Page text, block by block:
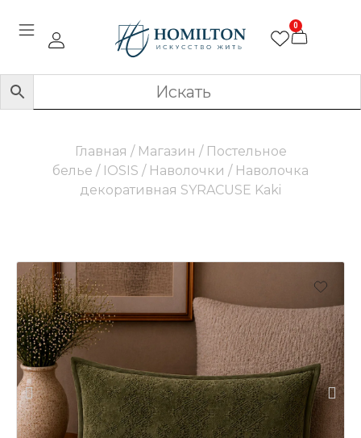
0
Главная / Магазин / Постельное
белье / IOSIS / Наволочки / Наволочка
декоративная SYRACUSE Kaki